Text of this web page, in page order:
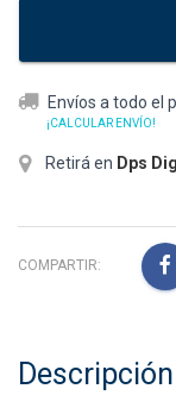
Envíos a todo el
¡CALCULAR ENVÍO!
Retirá en Dps
COMPARTIR:
Descripción